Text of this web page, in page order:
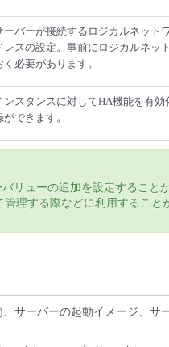
ーバーが接続するロジカルネット
レスの設定。事前にロジカルネッ
く必要があります。
ンスタンスに対してHA機能を有
ができます。
リューの追加を設定すること
理する際などに利用すること
サーバーの起動イメージ、サ